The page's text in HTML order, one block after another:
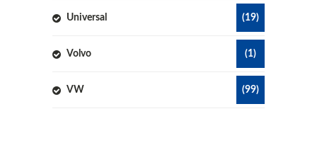
Universal (19)
Volvo (1)
VW (99)